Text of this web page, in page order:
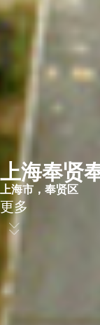
上海奉贤
上海市，奉贤区​
更多